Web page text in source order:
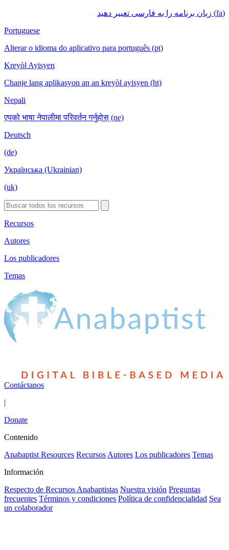
(fa) زبان برنامه را به فارسی تغییر دهید
Portuguese
Alterar o idioma do aplicativo para português (pt)
Kreyòl Ayisyen
Chanje lang aplikasyon an an kreyòl ayisyen (ht)
Nepali
एपको भाषा नेपालीमा परिवर्तन गर्नुहोस् (ne)
Deutsch
(de)
Українська (Ukrainian)
(uk)
Recursos
Autores
Los publicadores
Temas
Contáctanos
|
Donate
Contenido
Anabaptist Resources Recursos Autores Los publicadores Temas
Información
Respecto de Recursos Anabaptistas Nuestra visión Preguntas
frecuentes Términos y condiciones Política de confidencialidad Sea
un colaborador